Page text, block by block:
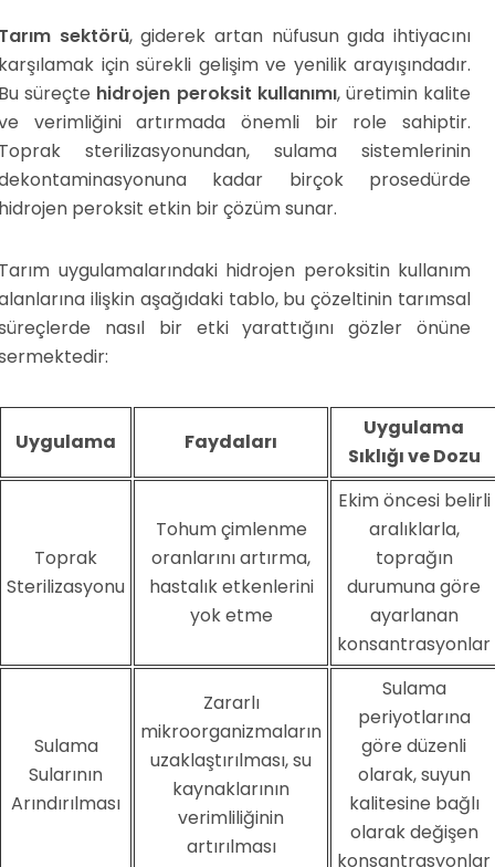
sektörü, giderek artan nüfusun gıda ihtiyacını
için sürekli gelişim ve yenilik arayışındadır.
süreçte hidrojen peroksit kullanımı, üretimin kalite
verimliğini artırmada önemli bir role sahiptir.
sterilizasyonundan, sulama sistemlerinin
kadar birçok prosedürde
peroksit etkin bir çözüm sunar.
uygulamalarındaki hidrojen peroksitin kullanım
ilişkin aşağıdaki tablo, bu çözeltinin tarımsal
nasıl bir etki yarattığını gözler önüne
Uygulama Faydaları
Uygulama
Sıklığı ve Dozu
Toprak
Sterilizasyonu
Tohum çimlenme
oranlarını artırma,
hastalık etkenlerini
yok etme
Ekim öncesi belirli
aralıklarla,
toprağın
durumuna göre
ayarlanan
konsantrasyonlar
Sulama
Sularının
Arındırılması
Zararlı
mikroorganizmaların
uzaklaştırılması, su
kaynaklarının
verimliliğinin
artırılması
Sulama
periyotlarına
göre düzenli
olarak, suyun
kalitesine bağlı
olarak değişen
konsantrasyonlar